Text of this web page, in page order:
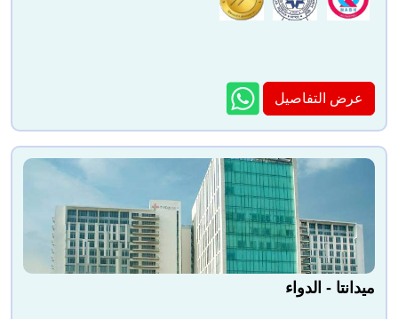
عرض التفاصيل
ميدانتا - الدواء